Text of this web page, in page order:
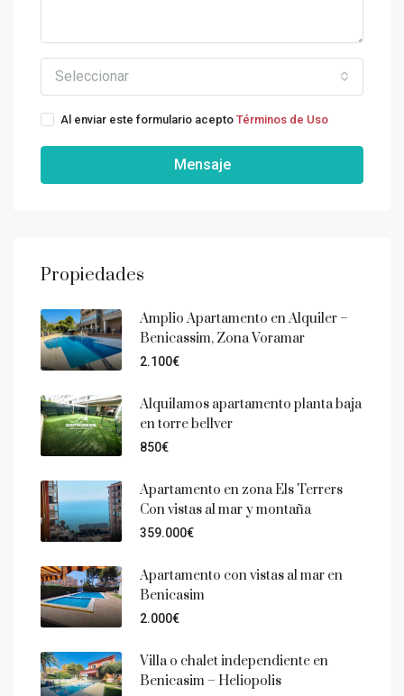
Seleccionar
Al enviar este formulario acepto Términos de Uso
Mensaje
Propiedades
Amplio Apartamento en Alquiler –
Benicassim, Zona Voramar
2.100€
Alquilamos apartamento planta baja
en torre bellver
850€
Apartamento en zona Els Terrers
Con vistas al mar y montaña
359.000€
Apartamento con vistas al mar en
Benicasim
2.000€
Villa o chalet independiente en
Benicasim – Heliopolis